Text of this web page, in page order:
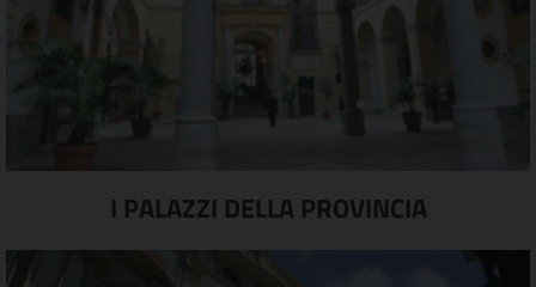
I PALAZZI DELLA PROVINCIA